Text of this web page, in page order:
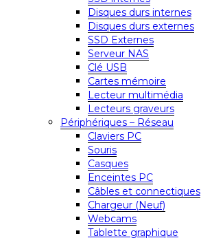
Disques durs internes
Disques durs externes
SSD Externes
Serveur NAS
Clé USB
Cartes mémoire
Lecteur multimédia
Lecteurs graveurs
Périphériques – Réseau
Claviers PC
Souris
Casques
Enceintes PC
Câbles et connectiques
Chargeur (Neuf)
Webcams
Tablette graphique